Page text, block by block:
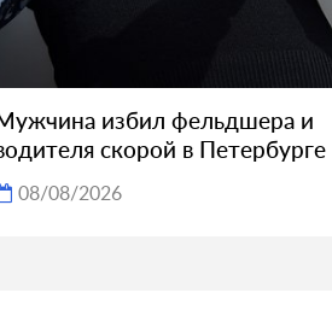
избил фельдшера и
скорой в Петербурге
08/08/2026